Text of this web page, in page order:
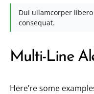
Dui ullamcorper
consequat.
Multi-Line
Here’re some